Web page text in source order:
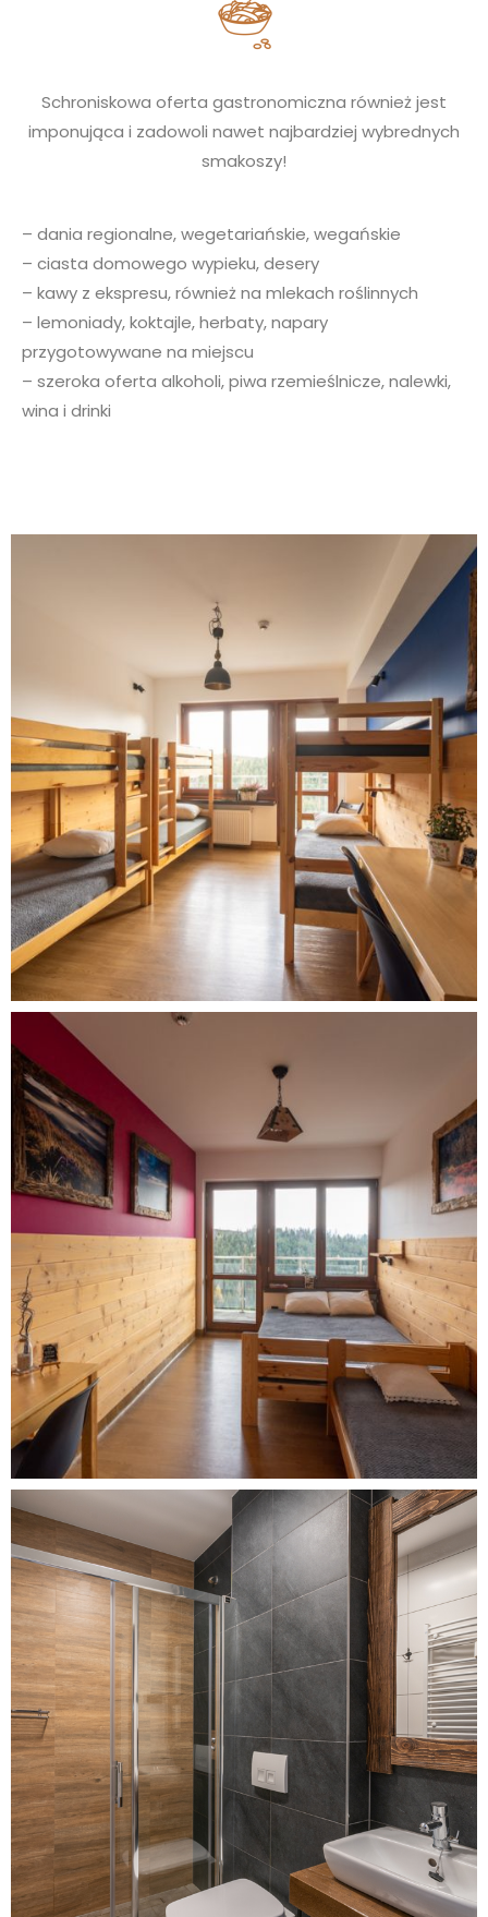
Schroniskowa oferta gastronomiczna również jest
imponująca i zadowoli nawet najbardziej wybrednych
smakoszy!
– dania regionalne, wegetariańskie, wegańskie
– ciasta domowego wypieku, desery
– kawy z ekspresu, również na mlekach roślinnych
– lemoniady, koktajle, herbaty, napary
przygotowywane na miejscu
– szeroka oferta alkoholi, piwa rzemieślnicze, nalewki,
wina i drinki